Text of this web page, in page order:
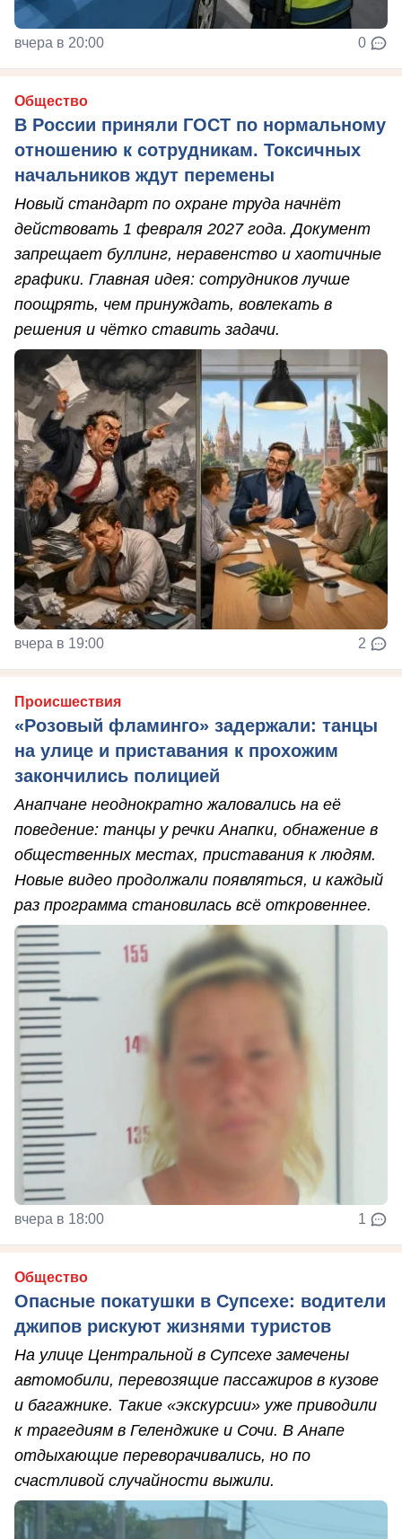
вчера в 20:00 0
Общество
В России приняли ГОСТ по нормальному
отношению к сотрудникам. Токсичных
начальников ждут перемены
Новый стандарт по охране труда начнёт
действовать 1 февраля 2027 года. Документ
запрещает буллинг, неравенство и хаотичные
графики. Главная идея: сотрудников лучше
поощрять, чем принуждать, вовлекать в
решения и чётко ставить задачи.
вчера в 19:00 2
Происшествия
«Розовый фламинго» задержали: танцы
на улице и приставания к прохожим
закончились полицией
Анапчане неоднократно жаловались на её
поведение: танцы у речки Анапки, обнажение в
общественных местах, приставания к людям.
Новые видео продолжали появляться, и каждый
раз программа становилась всё откровеннее.
вчера в 18:00 1
Общество
Опасные покатушки в Супсехе: водители
джипов рискуют жизнями туристов
На улице Центральной в Супсехе замечены
автомобили, перевозящие пассажиров в кузове
и багажнике. Такие «экскурсии» уже приводили
к трагедиям в Геленджике и Сочи. В Анапе
отдыхающие переворачивались, но по
счастливой случайности выжили.